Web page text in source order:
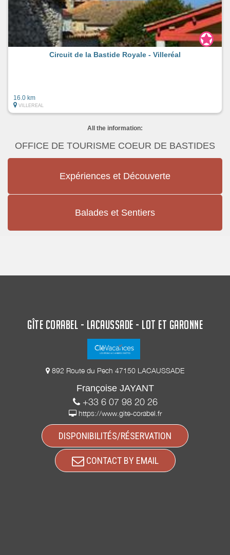
Circuit de la Bastide Royale - Villeréal
16.0 km
VILLEREAL
All the information:
OFFICE DE TOURISME COEUR DE BASTIDES
Expériences et Découverte
Balades et Sentiers
GÎTE CORABEL - LACAUSSADE - LOT ET GARONNE
892 Route du Pech 47150 LACAUSSADE
Françoise JAYANT
+33 6 07 98 20 26
https://www.gite-corabel.fr
DISPONIBILITÉS/RÉSERVATION
CONTACT BY EMAIL